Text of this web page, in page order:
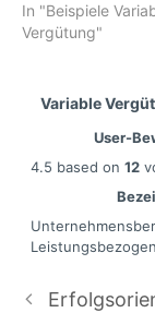
In "Beispiele
Vergütung"
Variable
User-
4.5 based on 12